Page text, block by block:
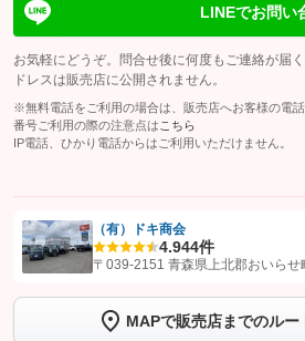
LINEでお問い
お気軽にどうぞ。問合せ後に何度もご連絡が届
ドレスは販売店に公開されません。
※無料電話をご利用の場合は、販売店へお客様の電
番号ご利用の際の注意点は こちら
IP電話、ひかり電話からはご利用いただけません。
【STEP1】
認証画面でグーネットを友だち追加
トーク画面で
ボタンをタップして
（有）ドキ商会
4.944件
〒039-2151 青森県上北郡おいらせ
MAPで販売店までのルー